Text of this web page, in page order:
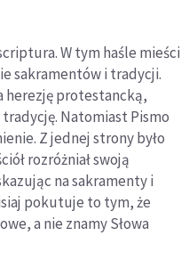
W tym haśle mieści
sakramentów i tradycji.
herezję protestancką,
Natomiast Pismo
Z jednej strony było
rozróżniał swoją
na sakramenty i
pokutuje to tym, że
a nie znamy Słowa